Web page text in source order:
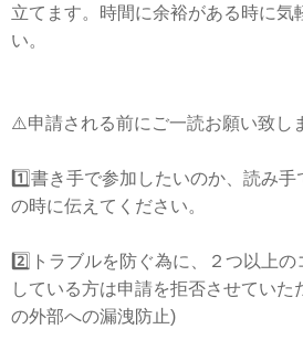
立てます。時間に余裕がある時に気
い。
⚠️申請される前にご一読お願い致し
1️⃣書き手で参加したいのか、読み
の時に伝えてください。
2️⃣トラブルを防ぐ為に、２つ以上
している方は申請を拒否させていた
の外部への漏洩防止)